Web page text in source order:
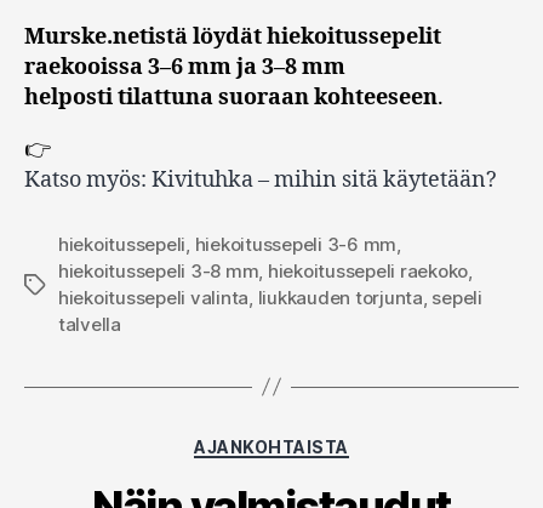
Murske.netistä löydät hiekoitussepelit
raekooissa 3–6 mm ja 3–8 mm
helposti tilattuna suoraan kohteeseen.
👉
Katso myös: Kivituhka – mihin sitä käytetään?
Avainsanat
hiekoitussepeli hiekoitussepeli 3-6 mm
hiekoitussepeli 3-8 mm hiekoitussepeli raekoko
hiekoitussepeli valinta liukkauden torjunta sepeli
talvella
Kategoriat
AJANKOHTAISTA